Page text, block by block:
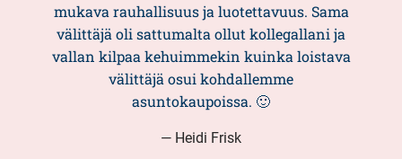
mukava rauhallisuus ja luotettavuus. Sama
välittäjä oli sattumalta ollut kollegallani ja
vallan kilpaa kehuimmekin kuinka loistava
välittäjä osui kohdallemme
asuntokaupoissa. 🙂
— Heidi Frisk